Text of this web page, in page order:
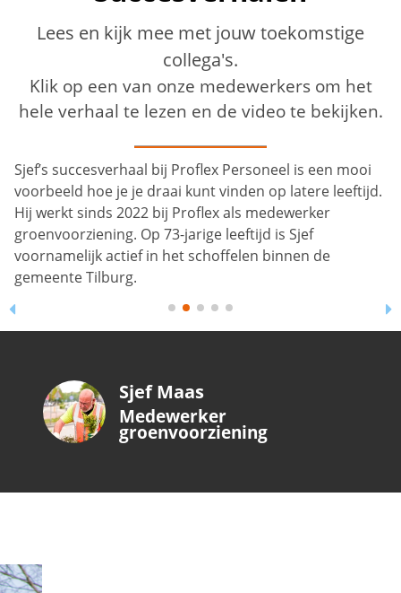
Lees en kijk mee met jouw toekomstige
collega's.
Klik op een van onze medewerkers om het
hele verhaal te lezen en de video te bekijken.
Sjef’s succesverhaal bij Proflex Personeel is een mooi
voorbeeld hoe je je draai kunt vinden op latere leeftijd.
Hij werkt sinds 2022 bij Proflex als medewerker
groenvoorziening. Op 73-jarige leeftijd is Sjef
voornamelijk actief in het schoffelen binnen de
gemeente Tilburg.
Sjef Maas
Medewerker
groenvoorziening